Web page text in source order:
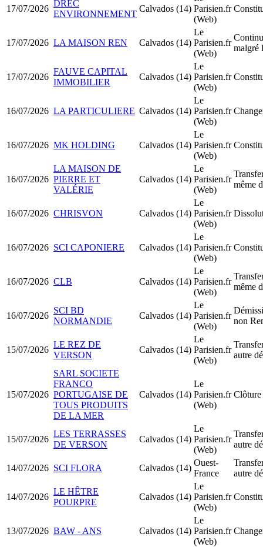
17/07/2026
DREC
ENVIRONNEMENT
Calvados (14) Parisien.fr
(Web)
17/07/2026 LA MAISON REN Calvados (14)
Le
Parisien.fr
(Web)
malgré
17/07/2026
FAUVE CAPITAL
IMMOBILIER
Calvados (14)
Le
Parisien.fr
(Web)
16/07/2026 LA PARTICULIERE Calvados (14)
Le
Parisien.fr
(Web)
16/07/2026 MK HOLDING Calvados (14)
Le
Parisien.fr
(Web)
16/07/2026
LA MAISON DE
PIERRE ET
VALÉRIE
Calvados (14)
Le
Parisien.fr
(Web)
même
16/07/2026 CHRISVON Calvados (14)
Le
Parisien.fr
(Web)
16/07/2026 SCI CAPONIERE Calvados (14)
Le
Parisien.fr
(Web)
16/07/2026 CLB Calvados (14)
Le
Parisien.fr
(Web)
même
16/07/2026
SCI BD
NORMANDIE
Calvados (14)
Le
Parisien.fr
(Web)
non
15/07/2026
LE REZ DE
VERSON
Calvados (14)
Le
Parisien.fr
(Web)
autre
15/07/2026
SARL SOCIETE
FRANCO
PORTUGAISE DE
TOUS PRODUITS
DE LA MER
Calvados (14)
Le
Parisien.fr
(Web)
15/07/2026
LES TERRASSES
DE VERSON
Calvados (14)
Le
Parisien.fr
(Web)
autre
14/07/2026 SCI FLORA Calvados (14)
Ouest-
France
autre
14/07/2026
LE HÊTRE
POURPRE
Calvados (14)
Le
Parisien.fr
(Web)
13/07/2026 BAW - ANS Calvados (14)
Le
Parisien.fr
(Web)